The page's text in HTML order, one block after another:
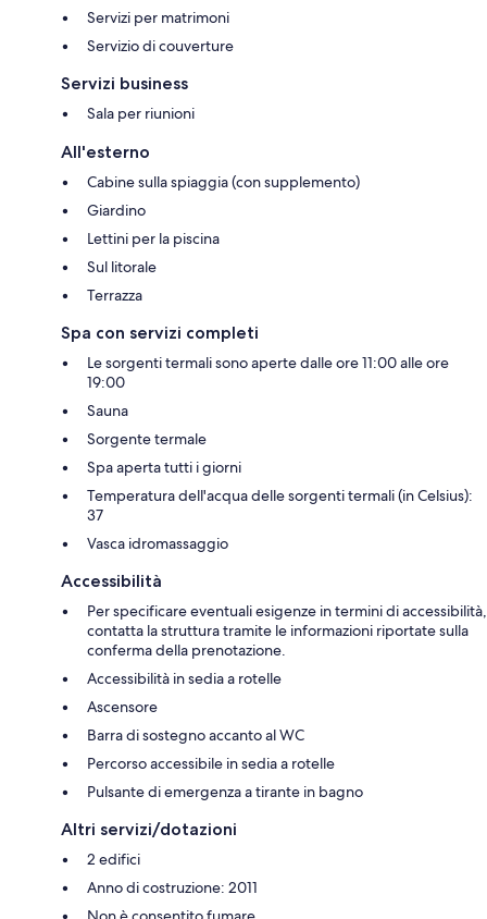
Servizi per matrimoni
Servizio di couverture
Servizi business
Sala per riunioni
All'esterno
Cabine sulla spiaggia (con supplemento)
Giardino
Lettini per la piscina
Sul litorale
Terrazza
Spa con servizi completi
Le sorgenti termali sono aperte dalle ore 11:00 alle ore
19:00
Sauna
Sorgente termale
Spa aperta tutti i giorni
Temperatura dell'acqua delle sorgenti termali (in Celsius):
37
Vasca idromassaggio
Accessibilità
Per specificare eventuali esigenze in termini di accessibilità,
contatta la struttura tramite le informazioni riportate sulla
conferma della prenotazione.
Accessibilità in sedia a rotelle
Ascensore
Barra di sostegno accanto al WC
Percorso accessibile in sedia a rotelle
Pulsante di emergenza a tirante in bagno
Altri servizi/dotazioni
2 edifici
Anno di costruzione: 2011